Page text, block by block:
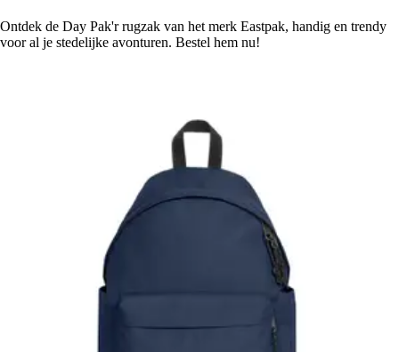
Ontdek de Day Pak'r rugzak van het merk Eastpak, handig en trendy
voor al je stedelijke avonturen. Bestel hem nu!